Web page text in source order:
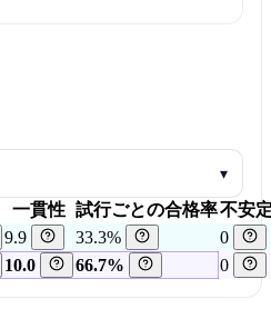
▾
一貫性 試行ごとの合格率不安
9.9 33.3%
0
10.0 66.7% 0